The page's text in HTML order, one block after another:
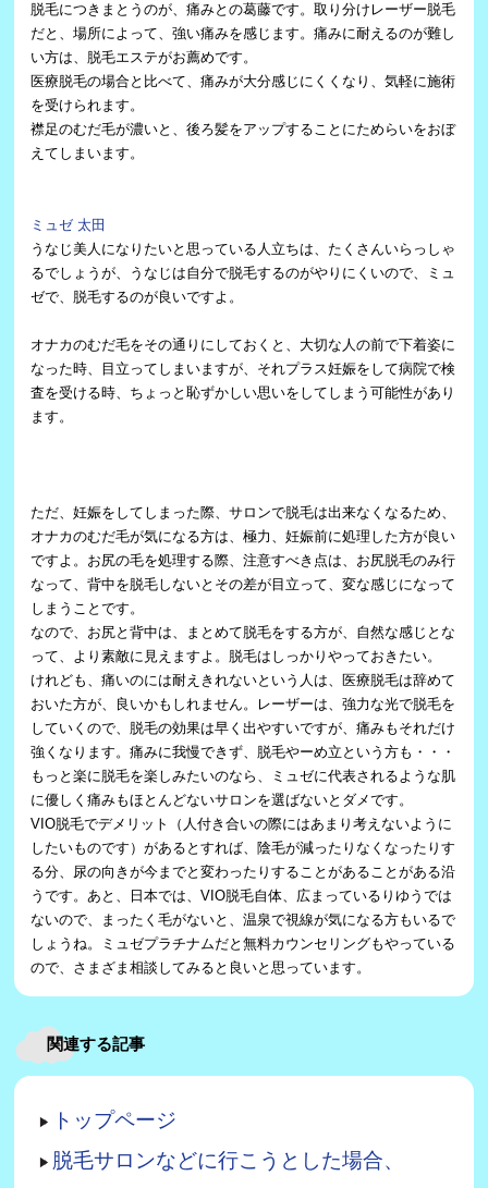
脱毛につきまとうのが、痛みとの葛藤です。取り分けレーザー脱毛
だと、場所によって、強い痛みを感じます。痛みに耐えるのが難し
い方は、脱毛エステがお薦めです。
医療脱毛の場合と比べて、痛みが大分感じにくくなり、気軽に施術
を受けられます。
襟足のむだ毛が濃いと、後ろ髪をアップすることにためらいをおぼ
えてしまいます。
ミュゼ 太田
うなじ美人になりたいと思っている人立ちは、たくさんいらっしゃ
るでしょうが、うなじは自分で脱毛するのがやりにくいので、ミュ
ゼで、脱毛するのが良いですよ。
オナカのむだ毛をその通りにしておくと、大切な人の前で下着姿に
なった時、目立ってしまいますが、それプラス妊娠をして病院で検
査を受ける時、ちょっと恥ずかしい思いをしてしまう可能性があり
ます。
ただ、妊娠をしてしまった際、サロンで脱毛は出来なくなるため、
オナカのむだ毛が気になる方は、極力、妊娠前に処理した方が良い
ですよ。お尻の毛を処理する際、注意すべき点は、お尻脱毛のみ行
なって、背中を脱毛しないとその差が目立って、変な感じになって
しまうことです。
なので、お尻と背中は、まとめて脱毛をする方が、自然な感じとな
って、より素敵に見えますよ。脱毛はしっかりやっておきたい。
けれども、痛いのには耐えきれないという人は、医療脱毛は辞めて
おいた方が、良いかもしれません。レーザーは、強力な光で脱毛を
していくので、脱毛の効果は早く出やすいですが、痛みもそれだけ
強くなります。痛みに我慢できず、脱毛やーめ立という方も・・・
もっと楽に脱毛を楽しみたいのなら、ミュゼに代表されるような肌
に優しく痛みもほとんどないサロンを選ばないとダメです。
VIO脱毛でデメリット（人付き合いの際にはあまり考えないように
したいものです）があるとすれば、陰毛が減ったりなくなったりす
る分、尿の向きが今までと変わったりすることがあることがある沿
うです。あと、日本では、VIO脱毛自体、広まっているりゆうでは
ないので、まったく毛がないと、温泉で視線が気になる方もいるで
しょうね。ミュゼプラチナムだと無料カウンセリングもやっている
ので、さまざま相談してみると良いと思っています。
関連する記事
トップページ
脱毛サロンなどに行こうとした場合、